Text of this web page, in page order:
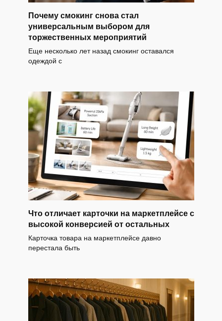
Почему смокинг снова стал
универсальным выбором для
торжественных мероприятий
Еще несколько лет назад смокинг оставался
одеждой с
Что отличает карточки на маркетплейсе с
высокой конверсией от остальных
Карточка товара на маркетплейсе давно
перестала быть